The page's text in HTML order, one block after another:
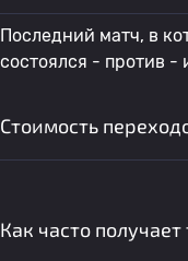
Последний матч, в
состоялся - против -
Стоимость
Как часто